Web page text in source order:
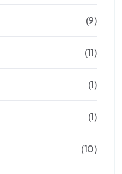
(9)
(11)
(1)
(1)
(10)